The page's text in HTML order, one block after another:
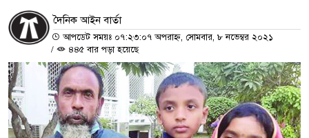
দৈনিক আইন বার্তা
আপডেট সময়ঃ ০৭:২৩:০৭ অপরাহ্ন, সোমবার, ৮ নভেম্বর ২০২১
/
৪৪৫ বার পড়া হয়েছে